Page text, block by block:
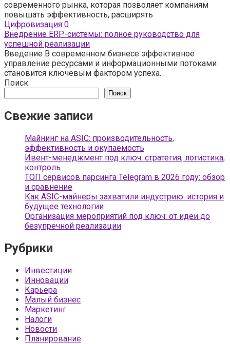
современного рынка, которая позволяет компаниям
повышать эффективность, расширять
Цифровизация 0
Внедрение ERP-системы: полное руководство для
успешной реализации
Введение В современном бизнесе эффективное
управление ресурсами и информационными потоками
становится ключевым фактором успеха.
Поиск
Поиск
Свежие записи
Майнинг на ASIC: производительность,
эффективность и окупаемость
Ивент-менеджмент под ключ: стратегия, логистика,
контроль
ТОП сервисов парсинга Telegram в 2026 году: обзор
и сравнение
Как ASIC-майнеры захватили индустрию: история и
будущее технологии
Организация мероприятий под ключ: от идеи до
безупречной реализации
Рубрики
Инвестиции
Инновации
Карьера
Малый бизнес
Маркетинг
Налоги
Новости
Планирование